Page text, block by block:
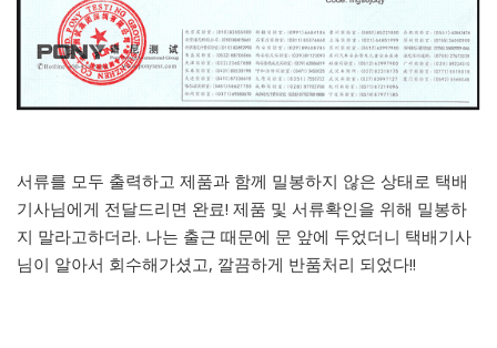
서류를 모두 출력하고 제품과 함께 밀봉하지 않은 상태로 택배
기사님에게 전달드리면 완료! 제품 및 서류확인을 위해 밀봉하
지 말라고하더라. 나는 출근 때문에 문 앞에 두었더니 택배기사
님이 알아서 회수해가셨고, 깔끔하게 반품처리 되었다!!